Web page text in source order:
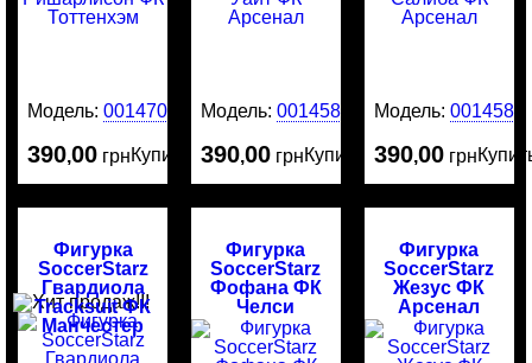
Модель:0014706
390,00 грнКупить
Модель:0014587
390,00 грнКупить
Модель: 0014586
390,00 грн
Фигурка
SoccerStarz
Гвардиола
Tracksuit ФК
Манчестер
Сити
Фигурка
SoccerStarz
Фофана ФК
Челси
Фигурка
SoccerStarz
Жезус ФК
Арсенал